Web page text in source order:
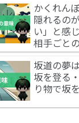
かくれん
隠れるの
い」と感
相手ごと
坂道の夢
坂を登る
り物で坂